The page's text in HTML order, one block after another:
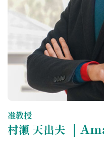
准教授
村瀬 天出夫 ｜